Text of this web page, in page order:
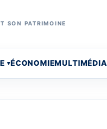
SON PATRIMOINE
ÉCONOMIEMULTIMÉDIA